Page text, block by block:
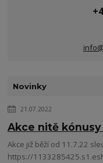
Novinky
21.07.2022
Akce nitě kónusy
Akce již běží od 11.7.22
https://